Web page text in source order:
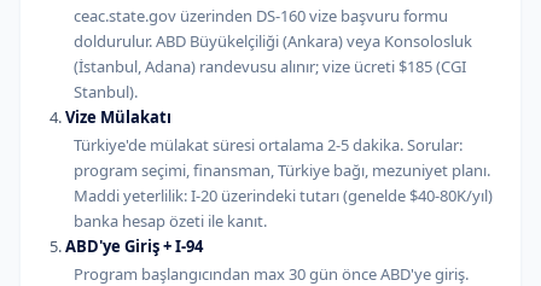
ceac.state.gov üzerinden DS-160 vize başvuru formu
doldurulur. ABD Büyükelçiliği (Ankara) veya Konsolosluk
(İstanbul, Adana) randevusu alınır; vize ücreti $185 (CGI
Stanbul).
Vize Mülakatı
Türkiye'de mülakat süresi ortalama 2-5 dakika. Sorular:
program seçimi, finansman, Türkiye bağı, mezuniyet planı.
Maddi yeterlilik: I-20 üzerindeki tutarı (genelde $40-80K/yıl)
banka hesap özeti ile kanıt.
ABD'ye Giriş + I-94
Program başlangıcından max 30 gün önce ABD'ye giriş.